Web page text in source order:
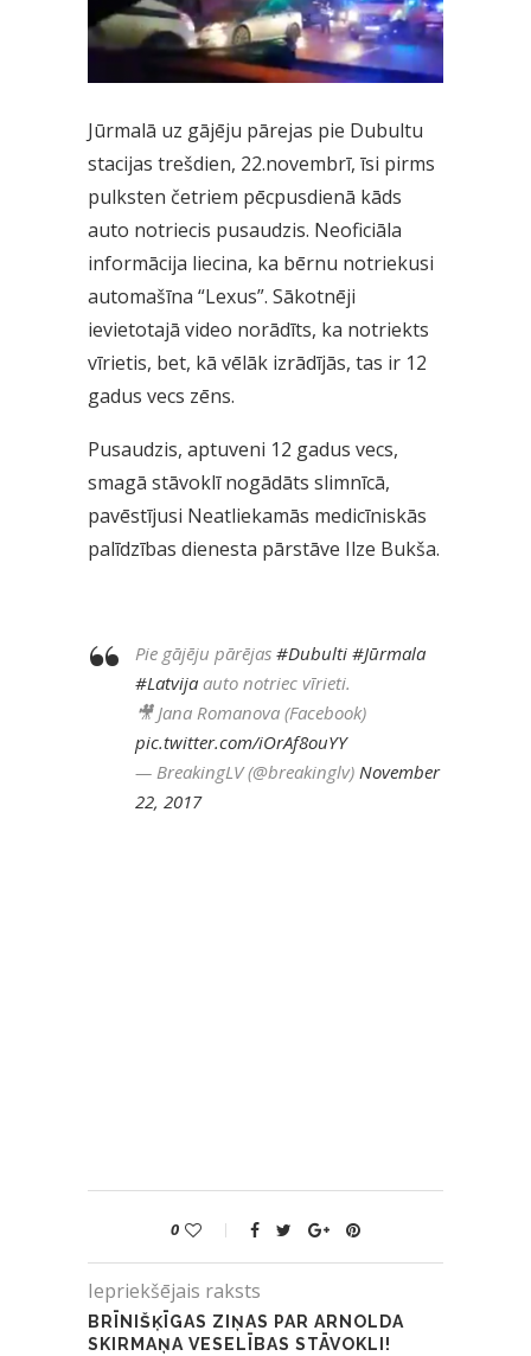
Jūrmalā uz gājēju pārejas pie Dubultu
stacijas trešdien, 22.novembrī, īsi pirms
pulksten četriem pēcpusdienā kāds
auto notriecis pusaudzis. Neoficiāla
informācija liecina, ka bērnu notriekusi
automašīna “Lexus”. Sākotnēji
ievietotajā video norādīts, ka notriekts
vīrietis, bet, kā vēlāk izrādījās, tas ir 12
gadus vecs zēns.
Pusaudzis, aptuveni 12 gadus vecs,
smagā stāvoklī nogādāts slimnīcā,
pavēstījusi Neatliekamās medicīniskās
palīdzības dienesta pārstāve Ilze Bukša.
Pie gājēju pārējas #Dubulti #Jūrmala
#Latvija auto notriec vīrieti.
🎥 Jana Romanova (Facebook)
pic.twitter.com/iOrAf8ouYY
— BreakingLV (@breakinglv) November
22, 2017
0
Iepriekšējais raksts
BRĪNIŠĶĪGAS ZIŅAS PAR ARNOLDA
SKIRMAŅA VESELĪBAS STĀVOKLI!